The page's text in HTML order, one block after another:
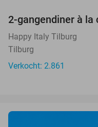
2-gangendiner à
Happy Italy Tilburg
Tilburg
Verkocht: 2.861